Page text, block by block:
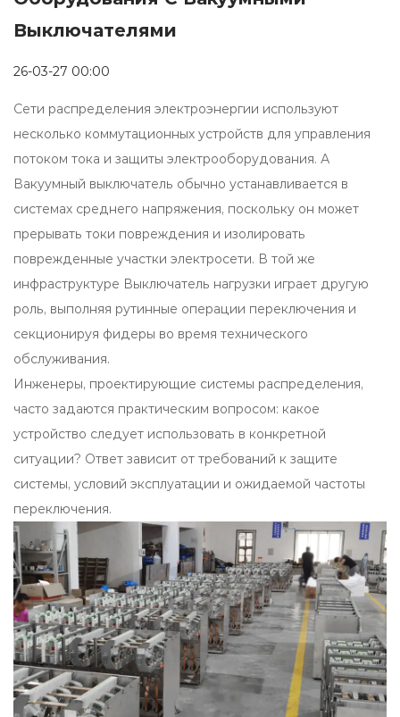
Выключателями
26-03-27 00:00
Сети распределения электроэнергии используют
несколько коммутационных устройств для управления
потоком тока и защиты электрооборудования. А
Вакуумный выключатель обычно устанавливается в
системах среднего напряжения, поскольку он может
прерывать токи повреждения и изолировать
поврежденные участки электросети. В той же
инфраструктуре Выключатель нагрузки играет другую
роль, выполняя рутинные операции переключения и
секционируя фидеры во время технического
обслуживания.
Инженеры, проектирующие системы распределения,
часто задаются практическим вопросом: какое
устройство следует использовать в конкретной
ситуации? Ответ зависит от требований к защите
системы, условий эксплуатации и ожидаемой частоты
переключения.